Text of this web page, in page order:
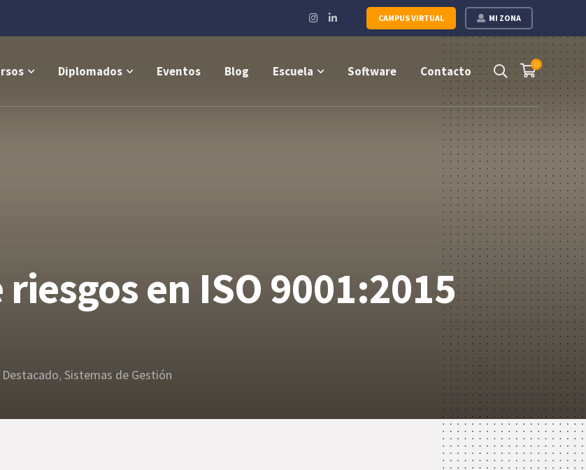
MI ZONA
CAMPUS VIRTUAL
Instagram
Profile
LinkedIn
Profile
0
Diplomados Eventos Blog Escuela Software Contacto
en ISO 9001:2015
Destacado,Sistemas de Gestión